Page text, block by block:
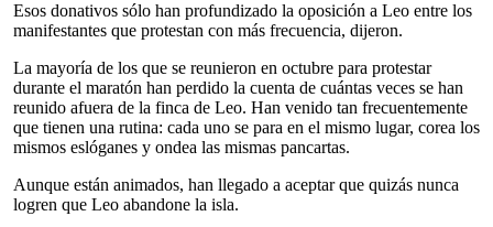
Esos donativos sólo han profundizado la oposición a Leo entre los
manifestantes que protestan con más frecuencia, dijeron.
La mayoría de los que se reunieron en octubre para protestar
durante el maratón han perdido la cuenta de cuántas veces se han
reunido afuera de la finca de Leo. Han venido tan frecuentemente
que tienen una rutina: cada uno se para en el mismo lugar, corea los
mismos eslóganes y ondea las mismas pancartas.
Aunque están animados, han llegado a aceptar que quizás nunca
logren que Leo abandone la isla.